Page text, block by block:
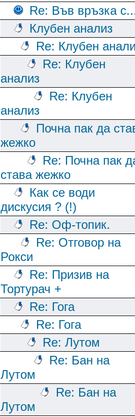
Re: Във връзка
Клубен анализ
Re: Клубен
Re: Клубен
анализ
Re: Клубен
анализ
Почна пак да
жежко
Re: Почна пак
става жежко
Как се води
дискусия ? (!)
Re: Оф-топик.
Re: Отговор на
Рокси
Re: Призив на
Тортурач +
Re: Гога
Re: Гога
Re: Лутом
Re: Бан на
Лутом
Re: Бан на
Лутом